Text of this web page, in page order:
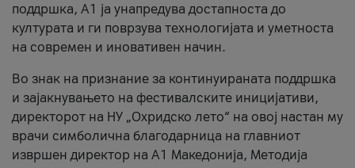
поддршка, A1 ја унапредува достапноста до
културата и ги поврзува технологијата и уметноста
на современ и иновативен начин.
Во знак на признание за континуираната поддршка
и зајакнувањето на фестивалските иницијативи,
директорот на НУ „Охридско лето“ на овој настан му
врачи симболична благодарница на главниот
извршен директор на A1 Македонија, Методија